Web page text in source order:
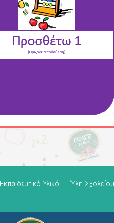
Εκπαιδευτικό Υλικό Ύλη Σχολείου